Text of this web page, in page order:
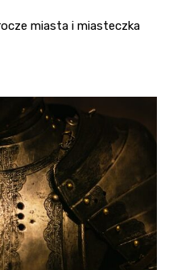
miasta i miasteczka